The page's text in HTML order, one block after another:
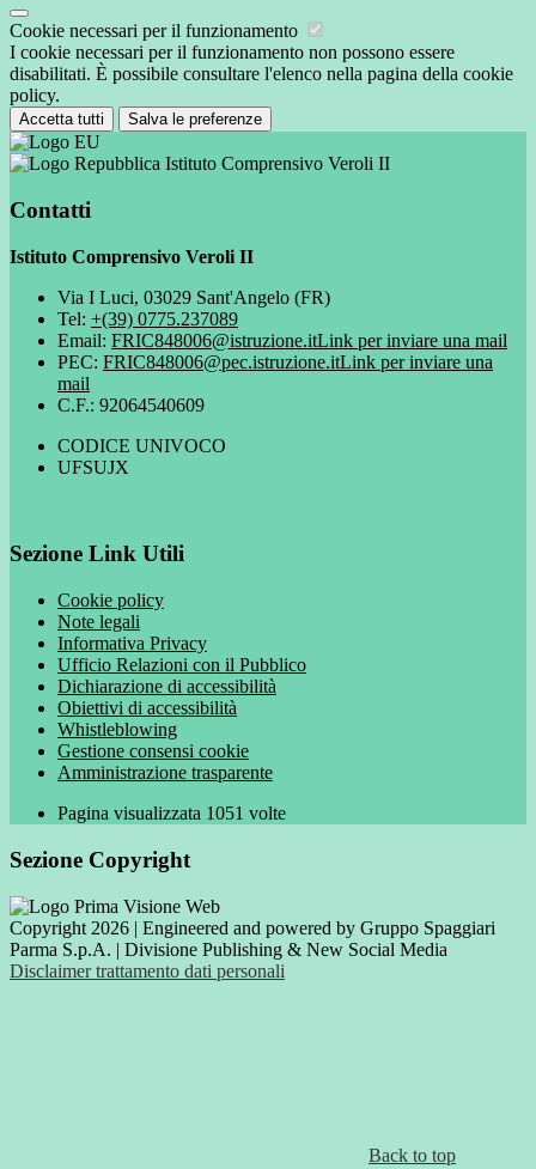
Cookie necessari per il funzionamento
I cookie necessari per il funzionamento non possono essere
disabilitati. È possibile consultare l'elenco nella pagina della cookie
policy.
Accetta tutti Salva le preferenze
Istituto Comprensivo Veroli II
Contatti
Istituto Comprensivo Veroli II
Via I Luci, 03029 Sant'Angelo (FR)
Tel: +(39) 0775.237089
Email: FRIC848006@istruzione.itLink per inviare una mail
PEC: FRIC848006@pec.istruzione.itLink per inviare una
mail
C.F.: 92064540609
CODICE UNIVOCO
UFSUJX
Sezione Link Utili
Cookie policy
Note legali
Informativa Privacy
Ufficio Relazioni con il Pubblico
Dichiarazione di accessibilità
Obiettivi di accessibilità
Whistleblowing
Gestione consensi cookie
Amministrazione trasparente
Pagina visualizzata 1051 volte
Sezione Copyright
Copyright 2026 | Engineered and powered by Gruppo Spaggiari
Parma S.p.A. | Divisione Publishing & New Social Media
Disclaimer trattamento dati personali
Back to top